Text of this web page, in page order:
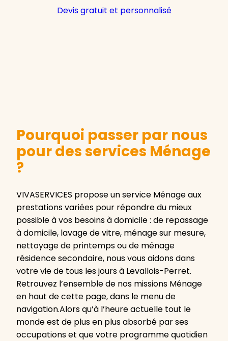
Devis gratuit et personnalisé
Pourquoi passer par nous
pour des services Ménage
?
VIVASERVICES propose un service Ménage aux
prestations variées pour répondre du mieux
possible à vos besoins à domicile : de repassage
à domicile, lavage de vitre, ménage sur mesure,
nettoyage de printemps ou de ménage
résidence secondaire, nous vous aidons dans
votre vie de tous les jours à Levallois-Perret.
Retrouvez l’ensemble de nos missions Ménage
en haut de cette page, dans le menu de
navigation.Alors qu’à l’heure actuelle tout le
monde est de plus en plus absorbé par ses
occupations et que votre programme quotidien